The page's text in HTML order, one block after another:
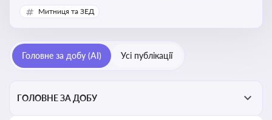
країн ЄС. Моніторинг кейсів, що впливають на бізнес-
процеси та фінансову звітність
Митниця та ЗЕД
Головне за добу (AI) Усі публікації
ГОЛОВНЕ ЗА ДОБУ